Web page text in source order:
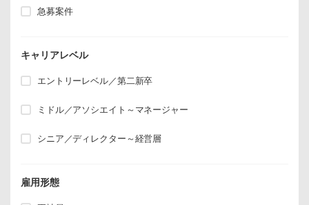
急募案件
キャリアレベル
エントリーレベル／第二新卒
ミドル／アソシエイト～マネージャー
シニア／ディレクター～経営層
雇用形態